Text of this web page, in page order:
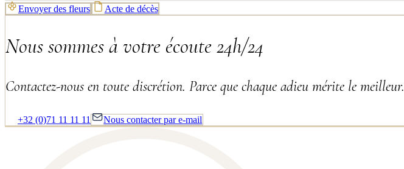
Envoyer des fleurs Acte de décès
Nous sommes à votre écoute 24h/24
Contactez-nous en toute discrétion. Parce que chaque adieu mérite le meilleur.
+32 (0)71 11 11 11 Nous contacter par e-mail